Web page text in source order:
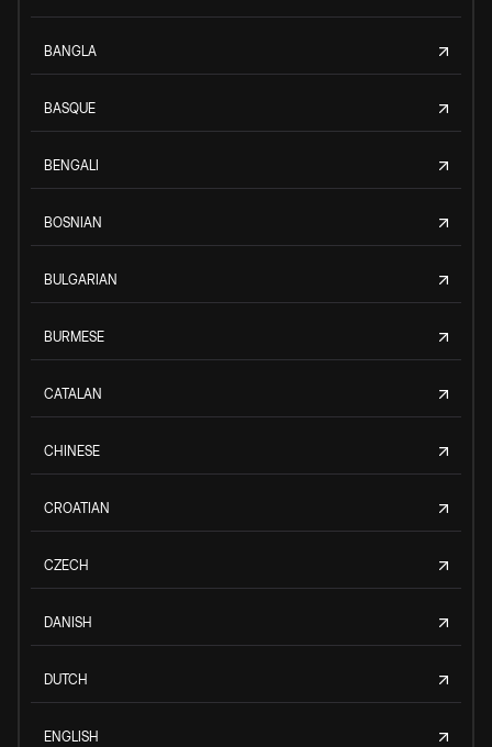
BANGLA
BASQUE
BENGALI
BOSNIAN
BULGARIAN
BURMESE
CATALAN
CHINESE
CROATIAN
CZECH
DANISH
DUTCH
ENGLISH